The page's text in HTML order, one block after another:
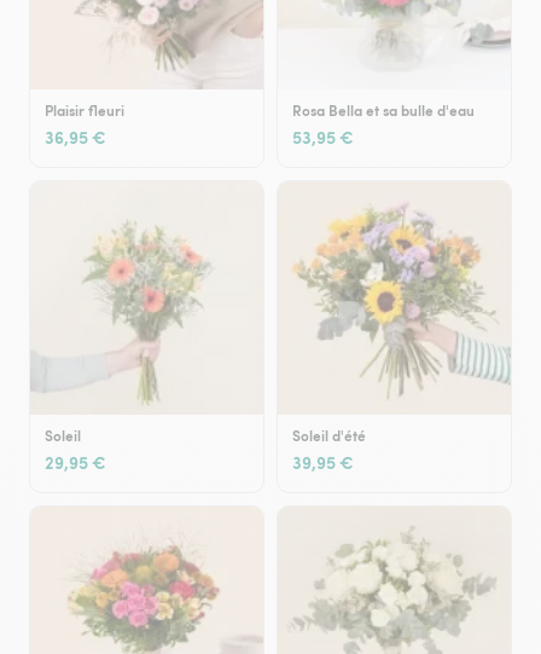
Plaisir fleuri
36,95 €
Rosa Bella et sa bulle d'eau
53,95 €
Soleil
29,95 €
Soleil d'été
39,95 €